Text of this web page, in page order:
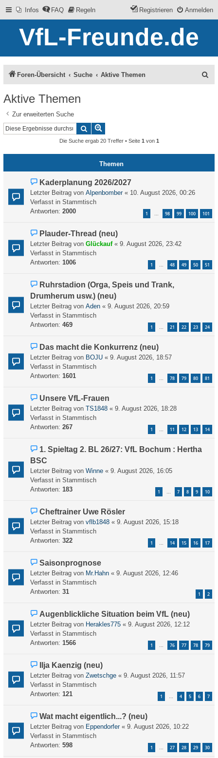
Infos FAQ Regeln Anmelden
Registrieren
VfL-Freunde.de
Foren-Übersicht Suche Aktive Themen
Aktive Themen
Zur erweiterten Suche
Suche
Die Suche ergab 20 Treffer • Seite 1 von 1
Themen
N
e
u
e
e
i
t
r
g
Kaderplanung 2026/2027
Letzter Beitrag von Alpenbomber« 10. August 2026, 00:26
Verfasst in Stammtisch
Antworten: 2000 1 … 98 99 100 101
N
e
u
e
e
i
t
r
a
Plauder-Thread (neu)
Letzter Beitrag von Glückauf« 9. August 2026, 23:42
Verfasst in Stammtisch
Antworten: 1006 1 … 48 49 50 51
N
e
e
i
t
r
a
Ruhrstadion (Orga, Speis und Trank,
Drumherum usw.) (neu)
Letzter Beitrag von Aden « 9. August 2026, 20:59
Verfasst in Stammtisch
Antworten: 469 1 … 21 22 23 24
N
e
u
e
e
i
t
r
g
Das macht die Konkurrenz (neu)
Letzter Beitrag von BOJU « 9. August 2026, 18:57
Verfasst in Stammtisch
Antworten: 1601 1 … 78 79 80 81
N
e
u
e
e
i
t
r
a
Unsere VfL-Frauen
Letzter Beitrag von TS1848 « 9. August 2026, 18:28
Verfasst in Stammtisch
Antworten: 267 1 … 11 12 13 14
N
e
e
i
t
r
a
1. Spieltag 2. BL 26/27: VfL Bochum : Hertha
BSC
Letzter Beitrag von Winne « 9. August 2026, 16:05
Verfasst in Stammtisch
Antworten: 183 1 … 7 8 9 10
N
e
u
e
e
i
t
r
g
Cheftrainer Uwe Rösler
Letzter Beitrag von vflb1848 « 9. August 2026, 15:18
Verfasst in Stammtisch
Antworten: 322 1 … 14 15 16 17
N
e
u
e
e
i
t
r
g
Saisonprognose
Letzter Beitrag von Mr.Hahn « 9. August 2026, 12:46
Verfasst in Stammtisch
Antworten: 31 1 2
N
e
u
e
e
i
t
r
g
Augenblickliche Situation beim VfL (neu)
Letzter Beitrag von Herakles775 « 9. August 2026, 12:12
Verfasst in Stammtisch
Antworten: 1566 1 … 76 77 78 79
N
e
u
e
e
i
t
r
Ilja Kaenzig (neu)
Letzter Beitrag von Zwetschge « 9. August 2026, 11:57
Verfasst in Stammtisch
Antworten: 121 1 … 4 5 6 7
N
e
u
e
Wat macht eigentlich...? (neu)
Letzter Beitrag von Eppendorfer« 9. August 2026, 10:22
Verfasst in Stammtisch
Antworten: 598 1 … 27 28 29 30